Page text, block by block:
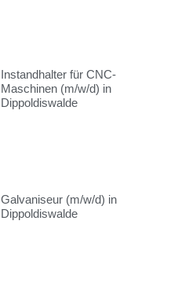
Instandhalter für CNC-
Maschinen (m/w/d) in
Dippoldiswalde
Galvaniseur (m/w/d) in
Dippoldiswalde